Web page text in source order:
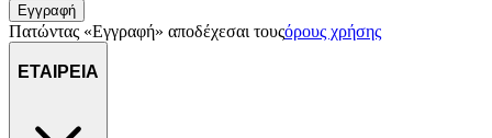
Εγγραφή
Πατώντας «Εγγραφή» αποδέχεσαι τουςόρους χρήσης
ΕΤΑΙΡΕΙΑ